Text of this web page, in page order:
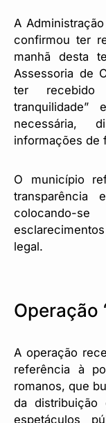
A
confirmou ter
manhã desta
Assessoria de
ter recebido
necessária,
informações de
O município
colocando-
legal.
Operação
A operação
referência à
romanos, que
da
espetáculos